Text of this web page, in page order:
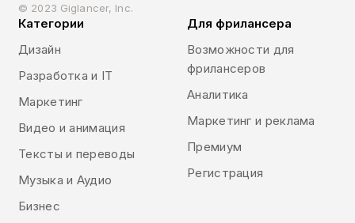
© 2023 Giglancer, Inc.
Категории
Дизайн
Разработка и IT
Маркетинг
Видео и анимация
Тексты и переводы
Музыка и Аудио
Бизнес
Для фрилансера
Возможности для
фрилансеров
Аналитика
Маркетинг и реклама
Премиум
Регистрация